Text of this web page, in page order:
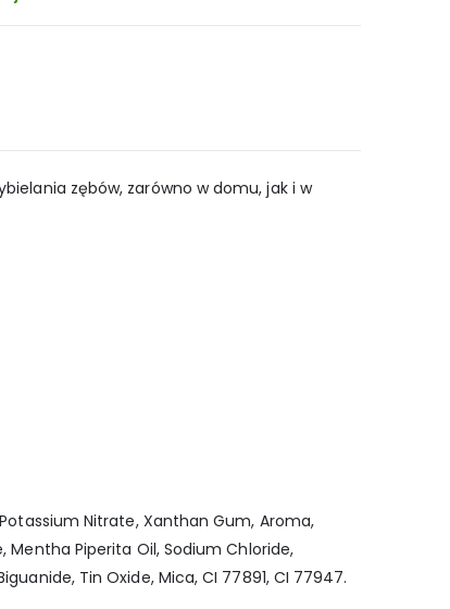
zębów, zarówno w domu, jak i w
Nitrate, Xanthan Gum, Aroma,
Piperita Oil, Sodium Chloride,
Tin Oxide, Mica, CI 77891, CI 77947.